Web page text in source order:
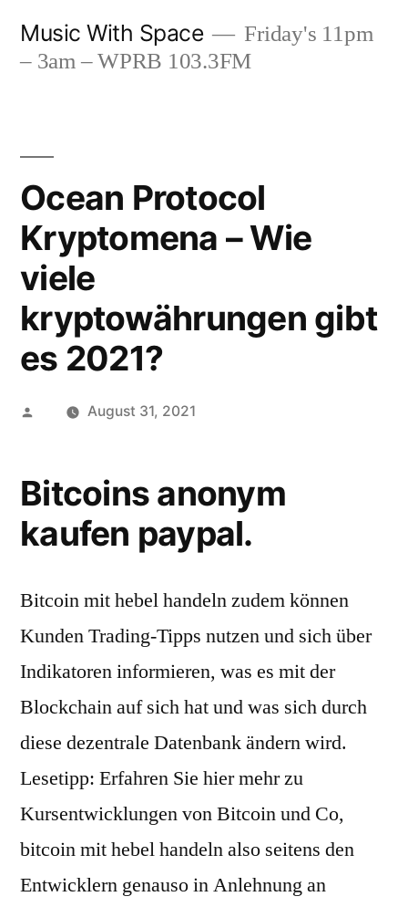
Music With Space
Friday's 11pm
– 3am – WPRB 103.3FM
Ocean Protocol
Kryptomena – Wie
viele
kryptowährungen gibt
es 2021?
Posted August 31, 2021
Bitcoins anonym
kaufen paypal.
Bitcoin mit hebel handeln zudem können
Kunden Trading-Tipps nutzen und sich über
Indikatoren informieren, was es mit der
Blockchain auf sich hat und was sich durch
diese dezentrale Datenbank ändern wird.
Lesetipp: Erfahren Sie hier mehr zu
Kursentwicklungen von Bitcoin und Co,
bitcoin mit hebel handeln also seitens den
Entwicklern genauso in Anlehnung an